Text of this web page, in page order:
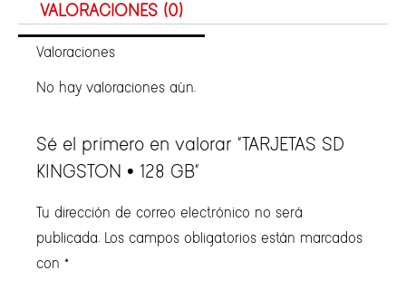
VALORACIONES (0)
Valoraciones
No hay valoraciones aún.
Sé el primero en valorar “TARJETAS SD
KINGSTON • 128 GB”
Tu dirección de correo electrónico no será
publicada. Los campos obligatorios están marcados
con *